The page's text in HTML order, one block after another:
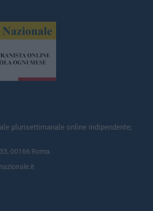
plurisettimanale online indipendente;
00166 Roma.